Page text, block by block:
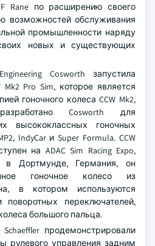
Rane по расширению своего
возможностей обслуживания
промышленности наряду
новых и существующих
Cosworth запустила
Mk2 Pro Sim, которое является
гоночного колеса CCW Mk2,
Cosworth для
высококлассных гоночных
IndyCar и Super Formula. CCW
на ADAC Sim Racing Expo,
в Дортмунде, Германия, он
гоночное колесо из
в котором используются
переключателей,
большого пальца.
продемонстрировали
рулевого управления задним